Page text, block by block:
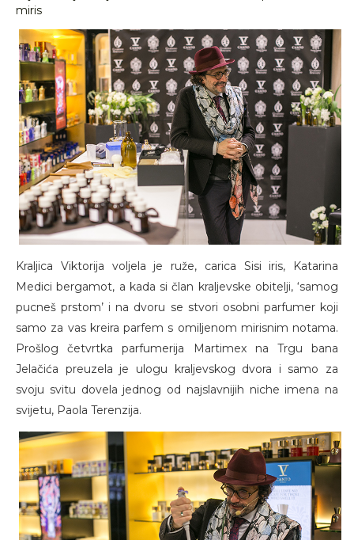
miris
Kraljica Viktorija voljela je ruže, carica Sisi iris, Katarina
Medici bergamot, a kada si član kraljevske obitelji, ‘samog
pucneš prstom’ i na dvoru se stvori osobni parfumer koji
samo za vas kreira parfem s omiljenom mirisnim notama.
Prošlog četvrtka parfumerija Martimex na Trgu bana
Jelačića preuzela je ulogu kraljevskog dvora i samo za
svoju svitu dovela jednog od najslavnijih niche imena na
svijetu, Paola Terenzija.